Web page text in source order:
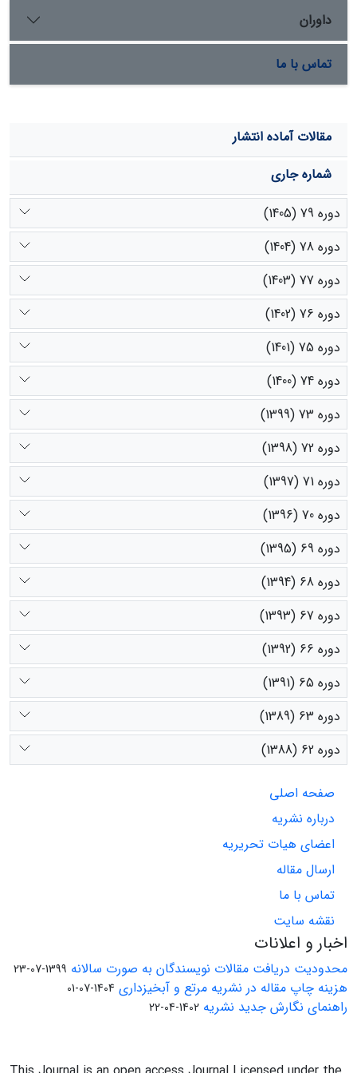
داوران
تماس با ما
مقالات آماده انتشار
شماره جاری
دوره 79 (1405)
دوره 78 (1404)
دوره 77 (1403)
دوره 76 (1402)
دوره 75 (1401)
دوره 74 (1400)
دوره 73 (1399)
دوره 72 (1398)
دوره 71 (1397)
دوره 70 (1396)
دوره 69 (1395)
دوره 68 (1394)
دوره 67 (1393)
دوره 66 (1392)
دوره 65 (1391)
دوره 63 (1389)
دوره 62 (1388)
صفحه اصلی
درباره نشریه
اعضای هیات تحریریه
ارسال مقاله
تماس با ما
نقشه سایت
اخبار و اعلانات
محدودیت دریافت مقالات نویسندگان به صورت سالانه 1399-07-23
هزینه چاپ مقاله در نشریه مرتع و آبخیزداری 1404-07-01
راهنمای نگارش جدید نشریه 1402-04-22